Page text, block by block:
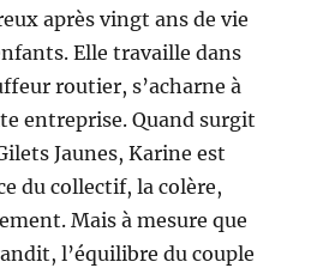
après vingt ans de vie
Elle travaille dans
routier, s’acharne à
entreprise. Quand surgit
Jaunes, Karine est
du collectif, la colère,
Mais à mesure que
l’équilibre du couple